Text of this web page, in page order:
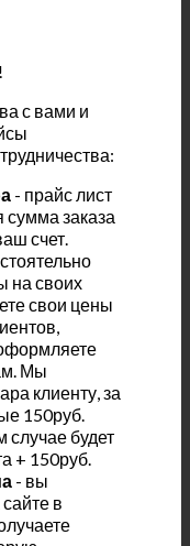
с вами и
- прайс лист
сумма заказа
счет.
на своих
свои цены
Мы
клиенту, за
150руб.
случае будет
+ 150руб.
- вы
в